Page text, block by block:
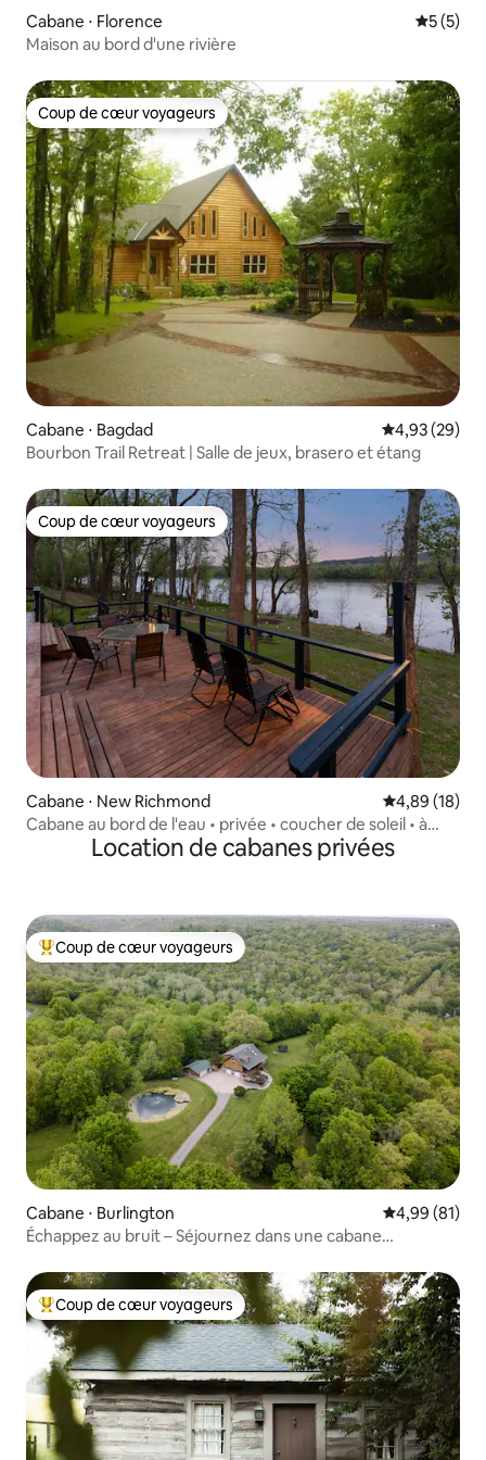
Cabane ⋅ Florence
5 (5)
Maison au bord d'une rivière
Coup de cœur voyageurs
Coup de cœur voyageurs
Cabane ⋅ Bagdad Évaluation
4,93 (29)
Bourbon Trail Retreat | Salle de jeux, brasero et étang
Coup de cœur voyageurs
Coup de cœur voyageurs
Cabane ⋅ New Richmond Évaluation
4,89 (18)
Cabane au bord de l'eau • privée • coucher de soleil • à
25 min de Cincinnati
Location de cabanes privées
Coups de cœur voyageurs les plus appréciés
Coup de cœur voyageurs
Cabane ⋅ Burlington Évaluation
4,99 (81)
Échappez au bruit – Séjournez dans une cabane
Coups de cœur voyageurs les plus appréciés
Coup de cœur voyageurs